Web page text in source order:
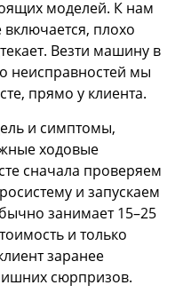
моделей. К нам
плохо
Везти машину в
неисправностей мы
прямо у клиента.
и симптомы,
ходовые
сначала проверяем
и запускаем
занимает 15–25
и только
заранее
сюрпризов.